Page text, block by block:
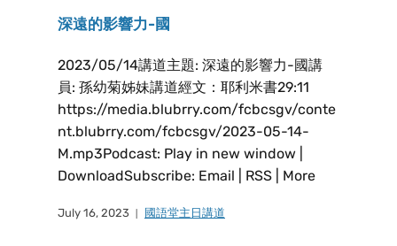
深遠的影響力-國
2023/05/14講道主題: 深遠的影響力-國講
員: 孫幼菊姊妹講道經文：耶利米書29:11
https://media.blubrry.com/fcbcsgv/conte
nt.blubrry.com/fcbcsgv/2023-05-14-
M.mp3Podcast: Play in new window |
DownloadSubscribe: Email | RSS | More
July 16, 2023 國語堂主日講道